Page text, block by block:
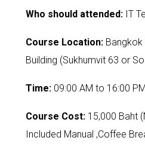
Who should attended: IT
Course Location: Bangkok
Building (Sukhumvit 63 or
Time: 09:00 AM to 16:00 PM
Course Cost: 15,000 Baht
Included Manual ,Coffee